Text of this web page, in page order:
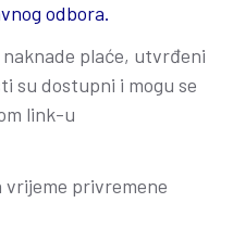
odbora.
plaće, utvrđeni
su dostupni i mogu se
link-u
vrijeme privremene